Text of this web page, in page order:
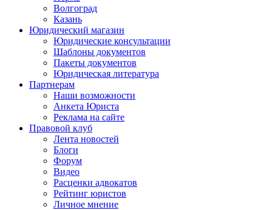
Волгоград
Казань
Юридический магазин
Юридические консультации
Шаблоны документов
Пакеты документов
Юридическая литература
Партнерам
Наши возможности
Анкета Юриста
Реклама на сайте
Правовой клуб
Лента новостей
Блоги
Форум
Видео
Расценки адвокатов
Рейтинг юристов
Личное мнение